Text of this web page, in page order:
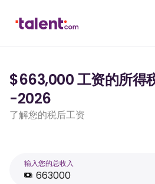
$663,000 工资的所得
-2026
了解您的税后工资
输入您的总收入